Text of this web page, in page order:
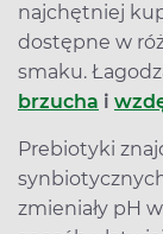
najchętniej
dostępne w
smaku.
brzucha i
Prebiotyki
zmieniały pH